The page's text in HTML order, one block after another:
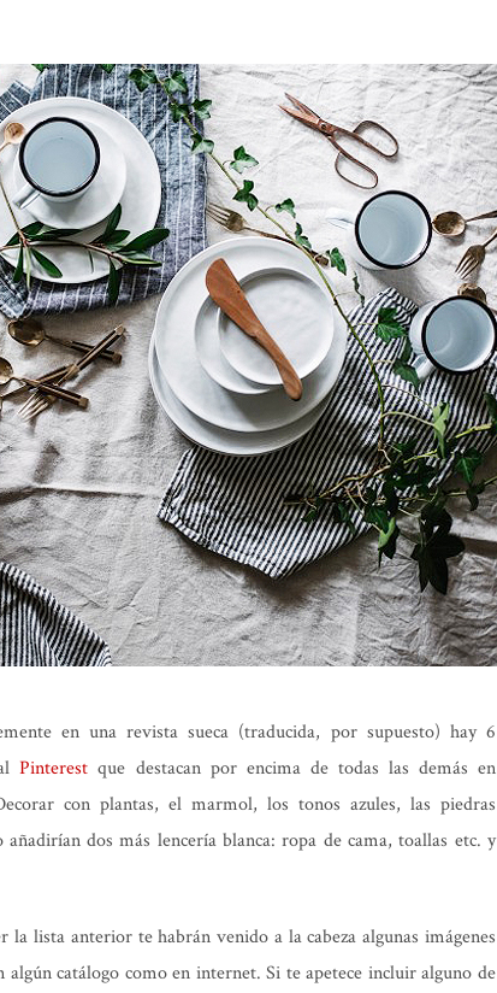
en una revista sueca (traducida, por supuesto) hay 6
Pinterest que destacan por encima de todas las demás en
con plantas, el marmol, los tonos azules, las piedras
dos más lencería blanca: ropa de cama, toallas etc. y
la lista anterior te habrán venido a la cabeza algunas imágenes
catálogo como en internet. Si te apetece incluir alguno de